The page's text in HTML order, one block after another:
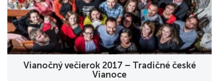
Vianočný večierok 2017 – Tradičné české
Vianoce